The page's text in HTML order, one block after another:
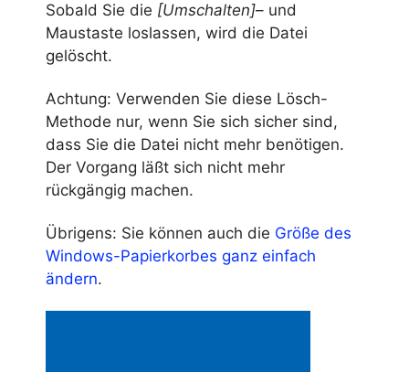
Sobald Sie die [Umschalten]– und
Maustaste loslassen, wird die Datei
gelöscht.
Achtung: Verwenden Sie diese Lösch-
Methode nur, wenn Sie sich sicher sind,
dass Sie die Datei nicht mehr benötigen.
Der Vorgang läßt sich nicht mehr
rückgängig machen.
Übrigens: Sie können auch die Größe des
Windows-Papierkorbes ganz einfach
ändern.